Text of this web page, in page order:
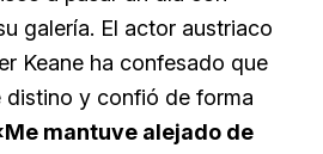
galería. El actor austriaco
Keane ha confesado que
y confió de forma
mantuve alejado de